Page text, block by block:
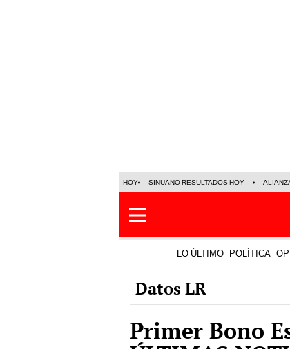
HOY SINUANO RESULTADOS HOY
LO ÚLTIMO POLÍTICA
Datos LR
Primer Bono